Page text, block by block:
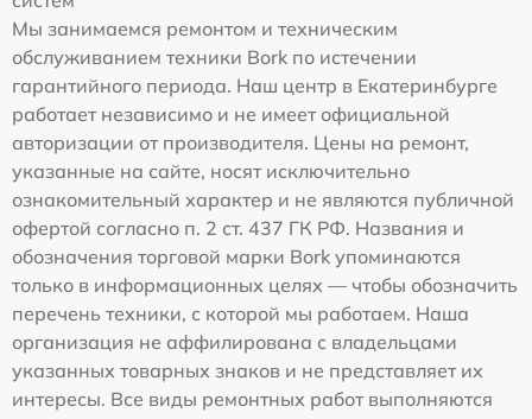
Мы занимаемся ремонтом и техническим
обслуживанием техники Bork по истечении
гарантийного периода. Наш центр в Екатеринбурге
работает независимо и не имеет официальной
авторизации от производителя. Цены на ремонт,
указанные на сайте, носят исключительно
ознакомительный характер и не являются публичной
офертой согласно п. 2 ст. 437 ГК РФ. Названия и
обозначения торговой марки Bork упоминаются
только в информационных целях — чтобы обозначить
перечень техники, с которой мы работаем. Наша
организация не аффилирована с владельцами
указанных товарных знаков и не представляет их
интересы. Все виды ремонтных работ выполняются